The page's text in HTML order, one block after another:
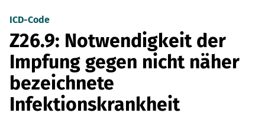
ICD-Code
Z26.9: Notwendigkeit der
Impfung gegen nicht näher
bezeichnete
Infektionskrankheit